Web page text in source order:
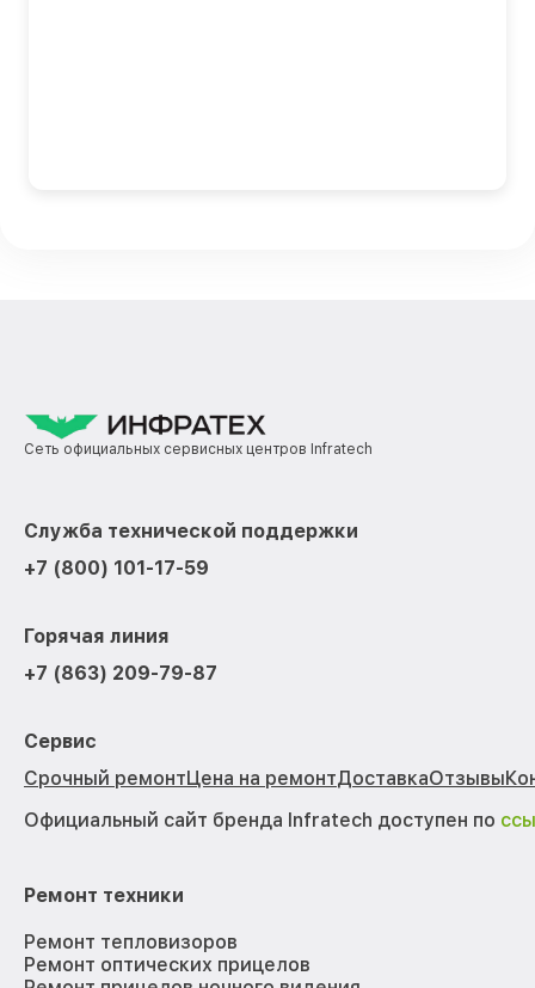
Сеть официальных сервисных центров Infratech
Служба технической поддержки
+7 (800) 101-17-59
Горячая линия
+7 (863) 209-79-87
Сервис
Срочный ремонтЦена на ремонтДоставкаОтзывы
Официальный сайт бренда Infratech доступен по
Ремонт техники
Ремонт тепловизоров
Ремонт оптических прицелов